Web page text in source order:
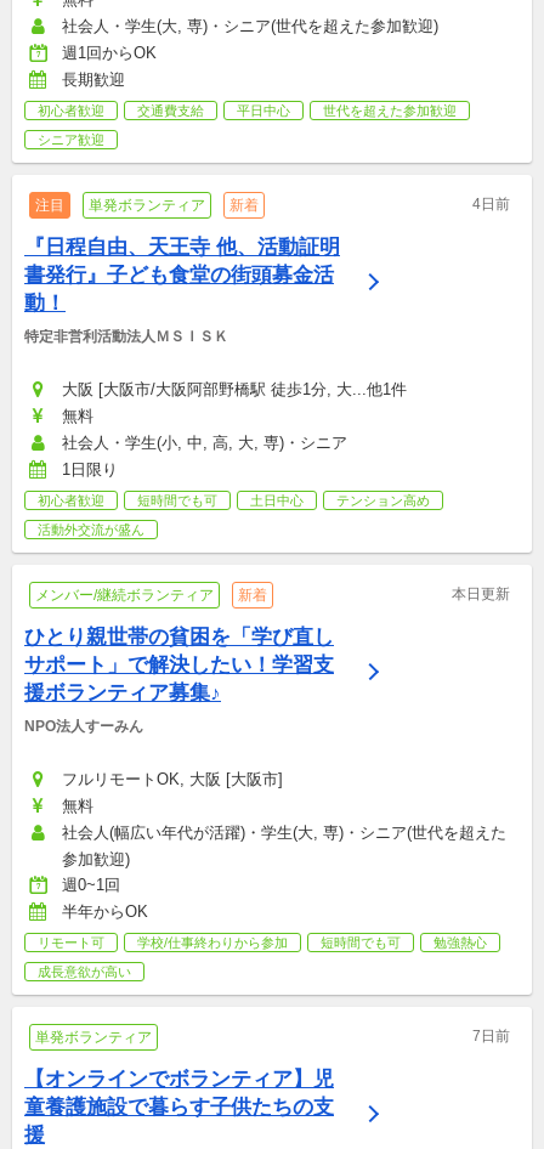
社会人・学生(大, 専)・シニア(世代を超えた参加歓迎)
週1回からOK
長期歓迎
初心者歓迎 交通費支給 平日中心
世代を超えた参加歓迎
シニア歓迎
注目 単発ボランティア 新着 4日前
『日程自由、天王寺 他、活動証明
書発行』子ども食堂の街頭募金活
動！
特定非営利活動法人ＭＳＩＳＫ
大阪 [大阪市/大阪阿部野橋駅 徒歩1分, 大...他1件
無料
社会人・学生(小, 中, 高, 大, 専)・シニア
1日限り
初心者歓迎 短時間でも可 土日中心
テンション高め
活動外交流が盛ん
メンバー/継続ボランティア 新着 本日更新
ひとり親世帯の貧困を「学び直し
サポート」で解決したい！学習支
援ボランティア募集♪
NPO法人すーみん
フルリモートOK, 大阪 [大阪市]
無料
社会人(幅広い年代が活躍)・学生(大, 専)・シニア(世代を超えた
参加歓迎)
週0~1回
半年からOK
リモート可 学校/仕事終わりから参加 短時間でも可
勉強熱心
成長意欲が高い
単発ボランティア 7日前
【オンラインでボランティア】児
童養護施設で暮らす子供たちの支
援